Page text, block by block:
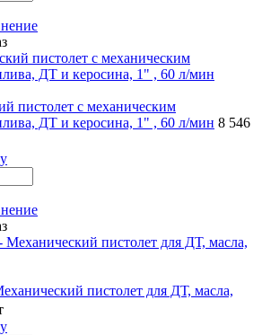
пистолет с механическим
ДТ и керосина, 1" , 60 л/мин 8 546
пистолет для ДТ, масла,